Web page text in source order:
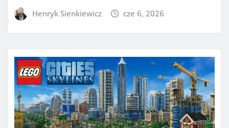
Henryk Sienkiewicz cze 6, 2026